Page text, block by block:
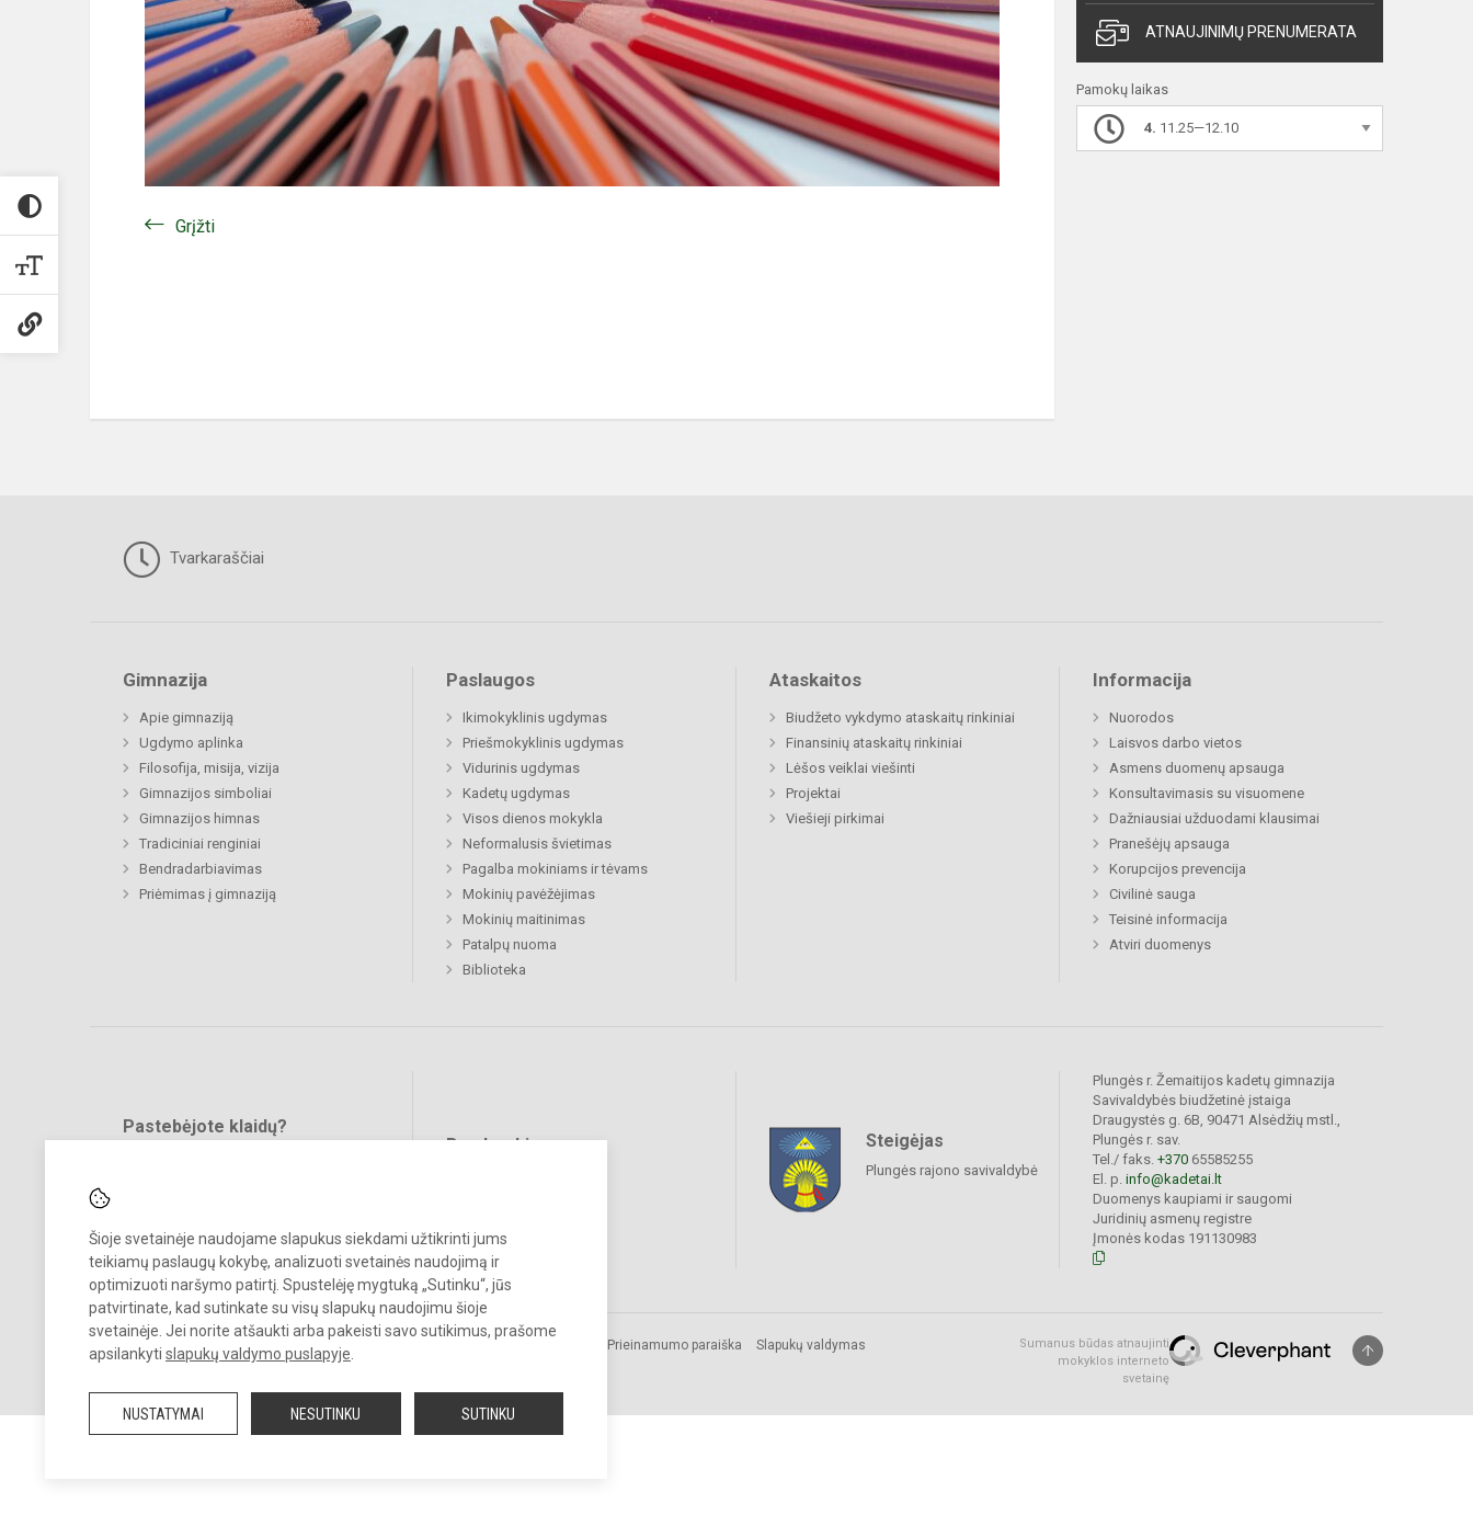
Šioje svetainėje naudojame slapukus siekdami užtikrinti jums
teikiamų paslaugų kokybę, analizuoti svetainės naudojimą ir
optimizuoti naršymo patirtį. Spustelėję mygtuką „Sutinku“, jūs
patvirtinate, kad sutinkate su visų slapukų naudojimu šioje
svetainėje. Jei norite atšaukti arba pakeisti savo sutikimus, prašome
apsilankyti slapukų valdymo puslapyje
NUSTATYMAI NESUTINKU SUTINKU
Grįžti
ATNAUJINIMŲ PRENUMERATA
Pamokų laikas
4. 11.25—12.10
Tvarkaraščiai
Gimnazija
Apie gimnaziją
Ugdymo aplinka
Filosofija, misija, vizija
Gimnazijos simboliai
Gimnazijos himnas
Tradiciniai renginiai
Bendradarbiavimas
Priėmimas į gimnaziją
Paslaugos
Ikimokyklinis ugdymas
Priešmokyklinis ugdymas
Vidurinis ugdymas
Kadetų ugdymas
Visos dienos mokykla
Neformalusis švietimas
Pagalba mokiniams ir tėvams
Mokinių pavėžėjimas
Mokinių maitinimas
Patalpų nuoma
Biblioteka
Ataskaitos
Biudžeto vykdymo ataskaitų rinkiniai
Finansinių ataskaitų rinkiniai
Lėšos veiklai viešinti
Projektai
Viešieji pirkimai
Informacija
Nuorodos
Laisvos darbo vietos
Asmens duomenų apsauga
Konsultavimasis su visuomene
Dažniausiai užduodami klausimai
Pranešėjų apsauga
Korupcijos prevencija
Civilinė sauga
Teisinė informacija
Atviri duomenys
Pastebėjote klaidų?
Bendraukime Steigėjas
Plungės rajono savivaldybė
Plungės r. Žemaitijos kadetų gimnazija
Savivaldybės biudžetinė įstaiga
Draugystės g. 6B, 90471 Alsėdžių mstl.,
Plungės r. sav.
Tel./ faks. +370 65585255
El. p. info@kadetai.lt
Duomenys kaupiami ir saugomi
Juridinių asmenų registre
Įmonės kodas 191130983
© 2025. Plungės r. Žemaitijos kadetų gimnazija. Visos teisės saugomos.
Kopijuoti turinį be raštiško įstaigos administracijos sutikimo griežtai
Prieinamumo paraiška Slapukų valdymas
Sumanus būdas atnaujinti
mokyklos interneto
svetainę